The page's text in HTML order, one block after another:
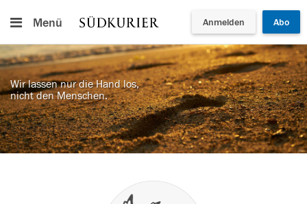
Menü Anmelden Abo
Wir lassen nur die Hand los,
nicht den Menschen.